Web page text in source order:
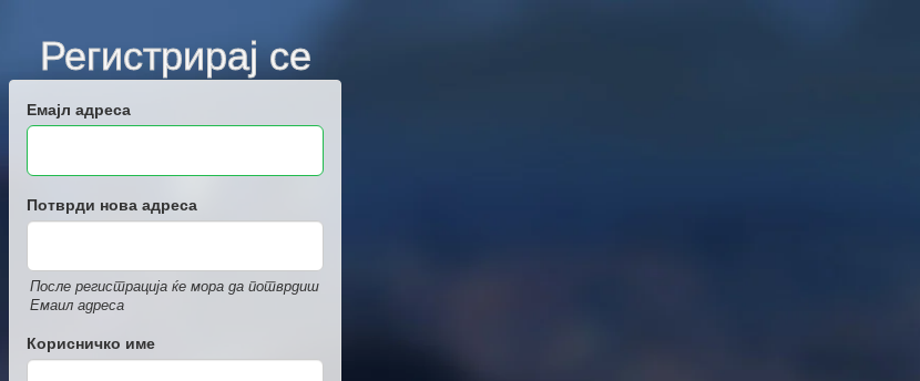
Регистрирај се
Емајл адреса
Потврди нова адреса
После регистрација ќе мора да потврдиш
Емаил адреса
Корисничко име